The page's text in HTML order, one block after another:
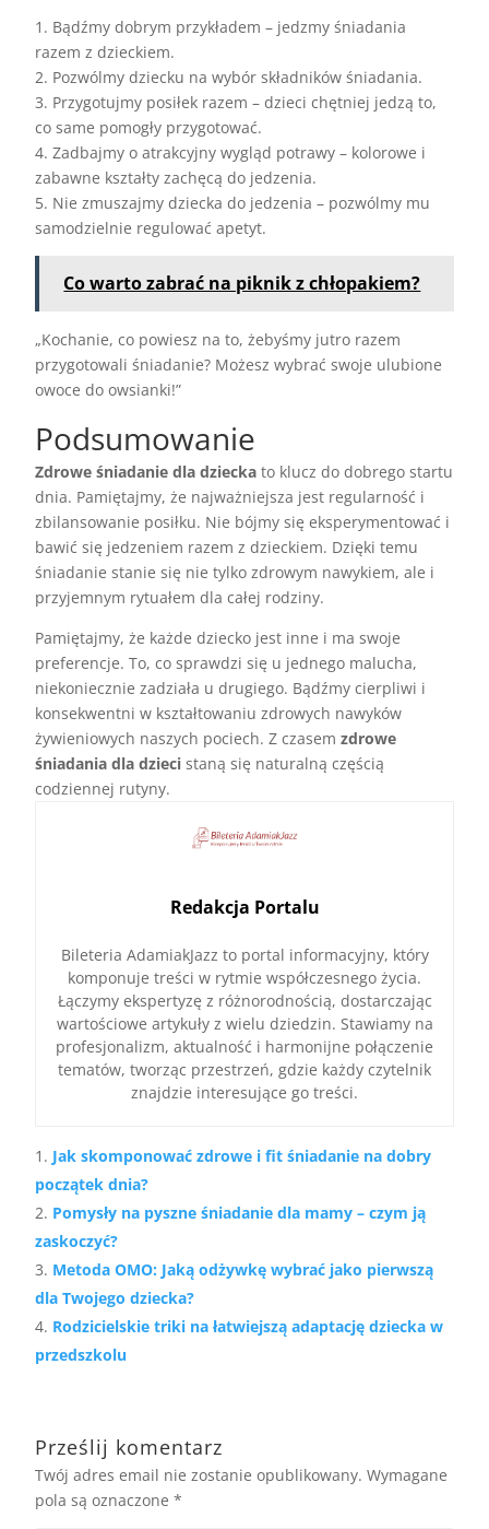
1. Bądźmy dobrym przykładem – jedzmy śniadania
razem z dzieckiem.
2. Pozwólmy dziecku na wybór składników śniadania.
3. Przygotujmy posiłek razem – dzieci chętniej jedzą to,
co same pomogły przygotować.
4. Zadbajmy o atrakcyjny wygląd potrawy – kolorowe i
zabawne kształty zachęcą do jedzenia.
5. Nie zmuszajmy dziecka do jedzenia – pozwólmy mu
samodzielnie regulować apetyt.
Co warto zabrać na piknik z chłopakiem?
„Kochanie, co powiesz na to, żebyśmy jutro razem
przygotowali śniadanie? Możesz wybrać swoje ulubione
owoce do owsianki!”
Podsumowanie
Zdrowe śniadanie dla dziecka to klucz do dobrego startu
dnia. Pamiętajmy, że najważniejsza jest regularność i
zbilansowanie posiłku. Nie bójmy się eksperymentować i
bawić się jedzeniem razem z dzieckiem. Dzięki temu
śniadanie stanie się nie tylko zdrowym nawykiem, ale i
przyjemnym rytuałem dla całej rodziny.
Pamiętajmy, że każde dziecko jest inne i ma swoje
preferencje. To, co sprawdzi się u jednego malucha,
niekoniecznie zadziała u drugiego. Bądźmy cierpliwi i
konsekwentni w kształtowaniu zdrowych nawyków
żywieniowych naszych pociech. Z czasemzdrowe
śniadania dla dzieci staną się naturalną częścią
codziennej rutyny.
Redakcja Portalu
Bileteria AdamiakJazz to portal informacyjny, który
komponuje treści w rytmie współczesnego życia.
Łączymy ekspertyzę z różnorodnością, dostarczając
wartościowe artykuły z wielu dziedzin. Stawiamy na
profesjonalizm, aktualność i harmonijne połączenie
tematów, tworząc przestrzeń, gdzie każdy czytelnik
znajdzie interesujące go treści.
Jak skomponować zdrowe i fit śniadanie na dobry
początek dnia?
Pomysły na pyszne śniadanie dla mamy – czym ją
zaskoczyć?
Metoda OMO: Jaką odżywkę wybrać jako pierwszą
dla Twojego dziecka?
Rodzicielskie triki na łatwiejszą adaptację dziecka w
przedszkolu
Prześlij komentarz
Twój adres email nie zostanie opublikowany. Wymagane
pola są oznaczone*